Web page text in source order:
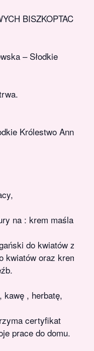
BISZKOPTACH
– Słodkie
Królestwo Anna
na : krem maślany
do kwiatów z
oraz krem z
kawę , herbatę,
certyfikat
prace do domu.